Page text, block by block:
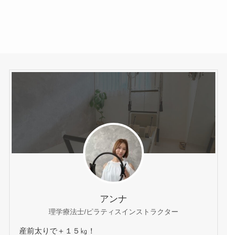
アンナ
理学療法士/ピラティスインストラクター
産前太りで＋１５㎏！